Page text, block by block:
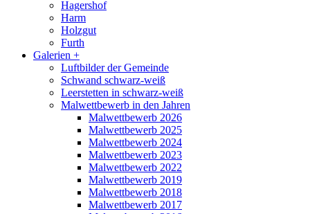
Hagershof
Harm
Holzgut
Furth
Galerien +
Luftbilder der Gemeinde
Schwand schwarz-weiß
Leerstetten in schwarz-weiß
Malwettbewerb in den Jahren
Malwettbewerb 2026
Malwettbewerb 2025
Malwettbewerb 2024
Malwettbewerb 2023
Malwettbewerb 2022
Malwettbewerb 2019
Malwettbewerb 2018
Malwettbewerb 2017